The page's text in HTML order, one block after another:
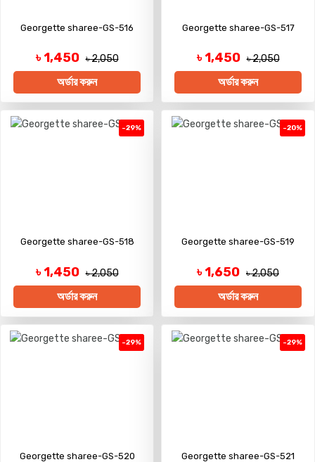
Georgette sharee-GS-516
৳ 1,450 ৳ 2,050
অর্ডার করুন
Georgette sharee-GS-517
৳ 1,450 ৳ 2,050
অর্ডার করুন
-29%
Georgette sharee-GS-518
৳ 1,450 ৳ 2,050
অর্ডার করুন
-20%
Georgette sharee-GS-519
৳ 1,650 ৳ 2,050
অর্ডার করুন
-29%
Georgette sharee-GS-520
-29%
Georgette sharee-GS-521